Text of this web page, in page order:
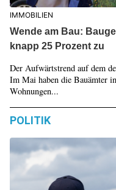
IMMOBILIEN
Wende am Bau:
knapp 25 Prozent zu
Der Aufwärtstrend auf dem
Im Mai haben die Bauämter
Wohnungen...
POLITIK